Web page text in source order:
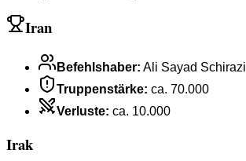
Iran
Befehlshaber: Ali Sayad Schirazi
Truppenstärke: ca. 70.000
Verluste: ca. 10.000
Irak